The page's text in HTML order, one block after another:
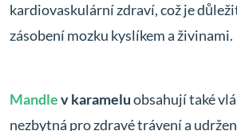
kardiovaskulární zdraví, což je
zásobení mozku kyslíkem a živinami.
Mandlev karameluobsahují také
nezbytná pro zdravé trávení a